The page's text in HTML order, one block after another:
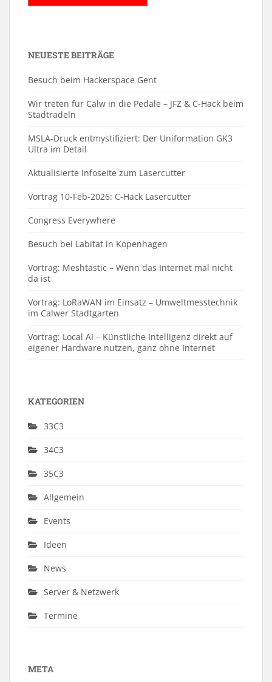
NEUESTE BEITRÄGE
Besuch beim Hackerspace Gent
Wir treten für Calw in die Pedale – JFZ & C-Hack beim
Stadtradeln
MSLA-Druck entmystifiziert: Der Uniformation GK3
Ultra im Detail
Aktualisierte Infoseite zum Lasercutter
Vortrag 10-Feb-2026: C-Hack Lasercutter
Congress Everywhere
Besuch bei Labitat in Kopenhagen
Vortrag: Meshtastic – Wenn das Internet mal nicht
da ist
Vortrag: LoRaWAN im Einsatz – Umweltmesstechnik
im Calwer Stadtgarten
Vortrag: Local AI – Künstliche Intelligenz direkt auf
eigener Hardware nutzen, ganz ohne Internet
KATEGORIEN
33C3
34C3
35C3
Allgemein
Events
Ideen
News
Server & Netzwerk
Termine
META